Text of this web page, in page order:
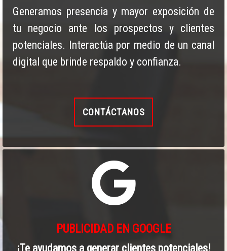
Generamos presencia y mayor exposición de
tu negocio ante los prospectos y clientes
potenciales. Interactúa por medio de un canal
digital que brinde respaldo y confianza.
CONTÁCTANOS
PUBLICIDAD EN GOOGLE
¡Te ayudamos a generar clientes potenciales!